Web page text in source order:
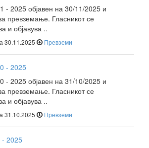
- 2025 објавен на 30/11/2025 и
превземање. Гласникот се
и објавува ..
30.11.2025 Превземи
- 2025
- 2025 објавен на 31/10/2025 и
превземање. Гласникот се
и објавува ..
31.10.2025 Превземи
- 2025